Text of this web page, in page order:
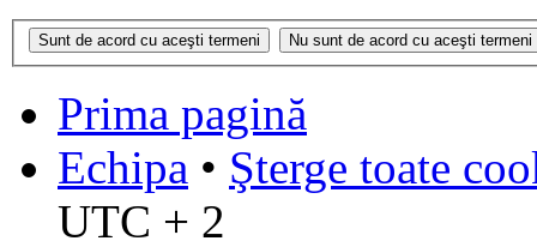
Prima pagină
Echipa • Şterge toate
UTC + 2